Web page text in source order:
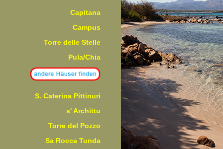
Capitana
Campus
Torre delle Stelle
Pula/Chia
S. Caterina Pittinuri
s' Archittu
Torre del Pozzo
Sa Rocca Tunda